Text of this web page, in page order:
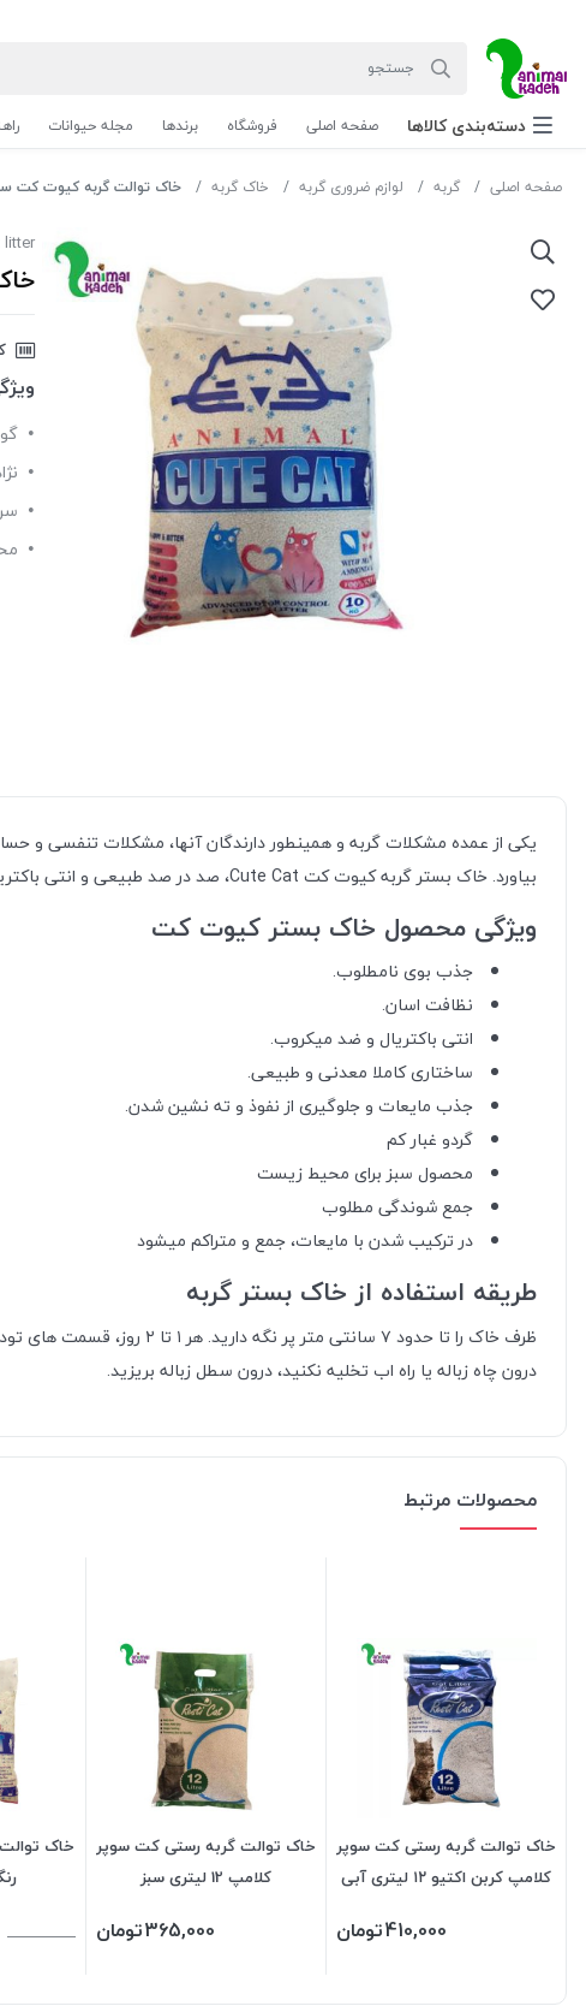
دسته‌بندی‌ کالاها صفحه اصلی فروشگاه برندها مجله حیوانات
صفحه اصلی گربه لوازم ضروری گربه خاک گربه خاک توالت گربه کیوت کت ساده 10
یکی از عمده مشکلات گربه و همینطور دارندگان آنها، مشکلات تنفسی و
بیاورد. خاک بستر گربه کیوت کت Cute Cat، صد در صد طبیعی و انتی باکتریال بوده، و علاوه بر کنترل بوی نامطبوع، بدون گردو غبار بوده و حساسیتی را برای گربه و دارندگان آنها بوجود نمی اورد.
ویژگی محصول خاک بستر کیوت کت
جذب بوی نامطلوب.
نظافت اسان.
انتی باکتریال و ضد میکروب.
ساختاری کاملا معدنی و طبیعی.
جذب مایعات و جلوگیری از نفوذ و ته نشین شدن.
گردو غبار کم
محصول سبز برای محیط زیست
جمع شوندگی مطلوب
در ترکیب شدن با مایعات، جمع و متراکم میشود
طریقه استفاده از خاک بستر گربه
ظرف خاک را تا حدود ۷
درون چاه زباله یا راه اب تخلیه نکنید، درون سطل زباله بریزید.
محصولات مرتبط
خاک توالت گربه رستی کت سوپر
کلامپ کربن اکتیو ۱۲ لیتری آبی
410,000تومان
خاک توالت گربه رستی کت سوپر
کلامپ 12 لیتری سبز
365,000تومان
خاک
رنگی